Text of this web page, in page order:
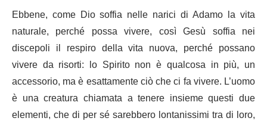
Ebbene, come Dio soffia nelle narici di Adamo la vita
naturale, perché possa vivere, così Gesù soffia nei
discepoli il respiro della vita nuova, perché possano
vivere da risorti: lo Spirito non è qualcosa in più, un
accessorio, ma è esattamente ciò che ci fa vivere. L’uomo
è una creatura chiamata a tenere insieme questi due
elementi, che di per sé sarebbero lontanissimi tra di loro,